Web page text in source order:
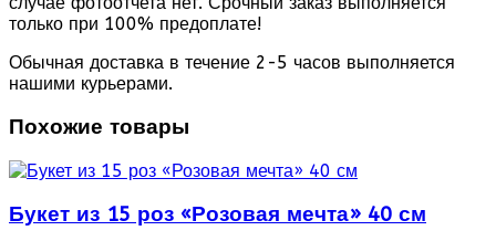
только при 100% предоплате!
Обычная доставка в течение 2-5 часов выполняется
нашими курьерами.
Похожие товары
Букет из 15 роз «Розовая мечта» 40 см